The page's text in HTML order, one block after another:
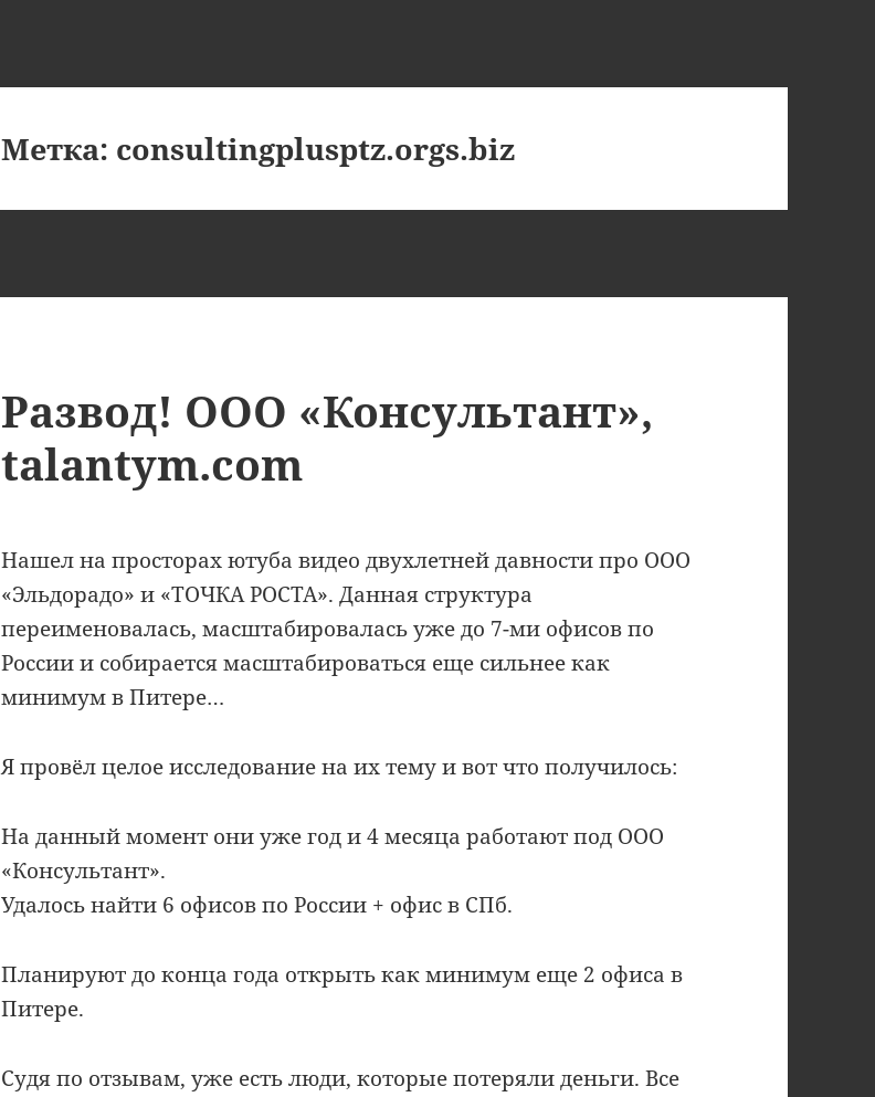
Метка: consultingplusptz.orgs.biz
Развод! ООО «Консультант»,
talantym.com
Нашел на просторах ютуба видео двухлетней давности про ООО
«Эльдорадо» и «ТОЧКА РОСТА». Данная структура
переименовалась, масштабировалась уже до 7-ми офисов по
России и собирается масштабироваться еще сильнее как
минимум в Питере…
Я провёл целое исследование на их тему и вот что получилось:
На данный момент они уже год и 4 месяца работают под ООО
«Консультант».
Удалось найти 6 офисов по России + офис в СПб.
Планируют до конца года открыть как минимум еще 2 офиса в
Питере.
Судя по отзывам, уже есть люди, которые потеряли деньги. Все